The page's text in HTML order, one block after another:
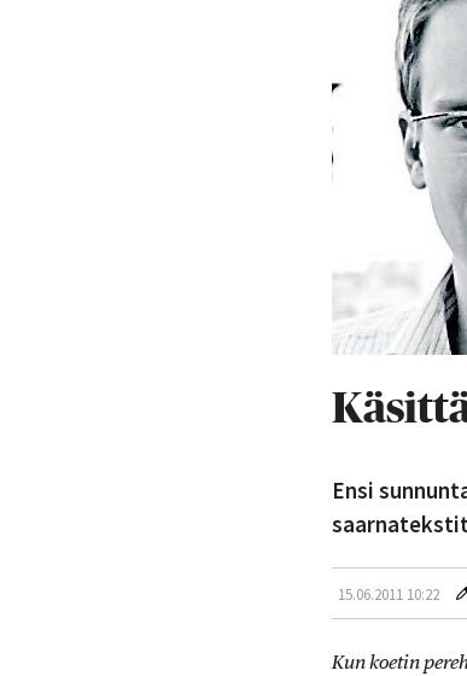
Ensi
saarnatekstit
15.06.2011 10:22
Kun koetin